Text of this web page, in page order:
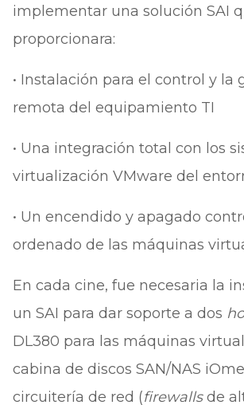
implementar una solución SAI
proporcionara:
• Instalación para el control y la
remota del equipamiento TI
• Una integración total con los
virtualización VMware del
• Un encendido y apagado
ordenado de las máquinas
En cada cine, fue necesaria la
un SAI para dar soporte a dos
DL380 para las máquinas
cabina de discos SAN/NAS
circuitería de red (firewallsde